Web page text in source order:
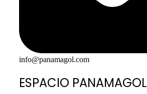
info@panamagol.com
ESPACIO PANAMAGOL